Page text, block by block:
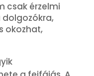
csak érzelmi
dolgozókra,
okozhat,